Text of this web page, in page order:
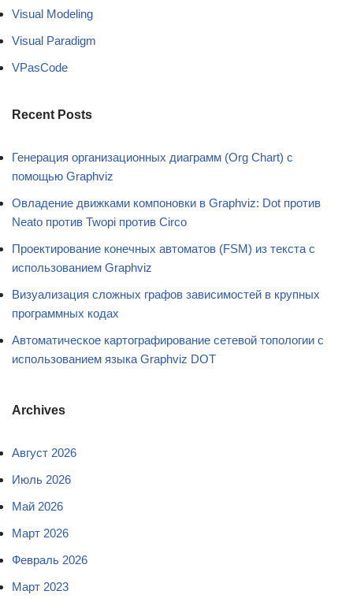
Visual Modeling
Visual Paradigm
VPasCode
Recent Posts
Генерация организационных диаграмм (Org Chart) с
помощью Graphviz
Овладение движками компоновки в Graphviz: Dot против
Neato против Twopi против Circo
Проектирование конечных автоматов (FSM) из текста с
использованием Graphviz
Визуализация сложных графов зависимостей в крупных
программных кодах
Автоматическое картографирование сетевой топологии с
использованием языка Graphviz DOT
Archives
Август 2026
Июль 2026
Май 2026
Март 2026
Февраль 2026
Март 2023